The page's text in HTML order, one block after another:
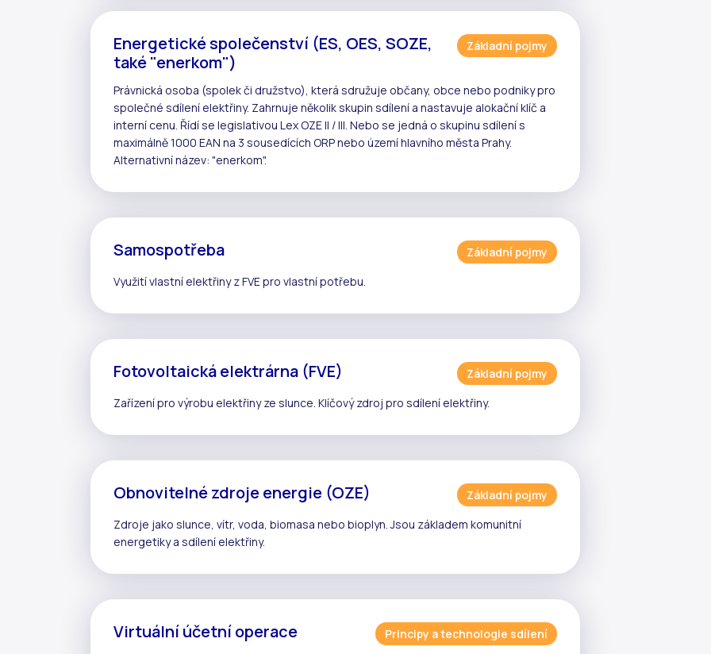
Energetické společenství (ES, OES, SOZE,
také "enerkom")
Základní pojmy
Právnická osoba (spolek či družstvo), která sdružuje občany, obce nebo podniky pro
společné sdílení elektřiny. Zahrnuje několikskupin sdílení a nastavuje alokační klíč a
interní cenu. Řídí se legislativou Lex OZE II / III. Nebo se jedná o skupinu sdílení s
maximálně 1000 EAN na 3 sousedících ORP nebo území hlavního města Prahy.
Alternativní název: "enerkom".
Samospotřeba
Základní pojmy
Využití vlastní elektřiny zFVEpro vlastní potřebu.
Fotovoltaická elektrárna (FVE)
Základní pojmy
Zařízení pro výrobu elektřiny ze slunce. Klíčový zdroj pro sdílení elektřiny.
Obnovitelné zdroje energie (OZE)
Základní pojmy
Zdroje jako slunce, vítr, voda, biomasa nebo bioplyn. Jsou základem komunitní
energetiky a sdílení elektřiny.
Virtuální účetní operace
Principy a technologie sdílení